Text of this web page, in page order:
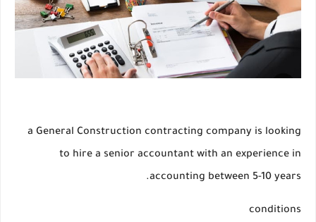
a General Construction contracting company is looking
to hire a senior accountant with an experience in
accounting between 5-10 years.
conditions